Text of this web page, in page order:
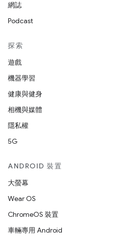
網誌
Podcast
探索
遊戲
機器學習
健康與健身
相機與媒體
隱私權
5G
ANDROID 裝置
大螢幕
Wear OS
ChromeOS 裝置
車輛專用 Android